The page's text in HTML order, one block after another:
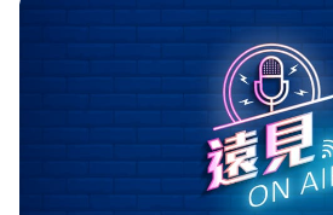
縣長翁章梁、立法委員蔡易餘、財
河、紙風車劇團創辦人李永豐、以
許喻理。帶你深入剖析《嘉義被看
型故事，讀懂這段洗天換地的歷程
十年的發展藍圖！ 🔺翁章梁縣長如
立的科技版圖中搶先卡位亞創中心